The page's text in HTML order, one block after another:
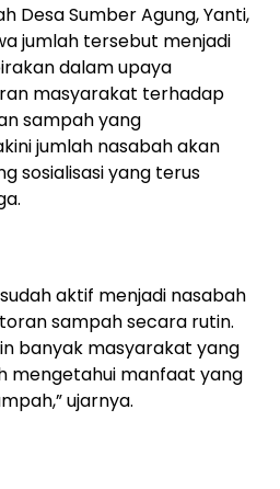
Desa Sumber Agung, Yanti,
jumlah tersebut menjadi
dalam upaya
masyarakat terhadap
sampah yang
jumlah nasabah akan
sosialisasi yang terus
aktif menjadi nasabah
sampah secara rutin.
banyak masyarakat yang
mengetahui manfaat yang
ujarnya.